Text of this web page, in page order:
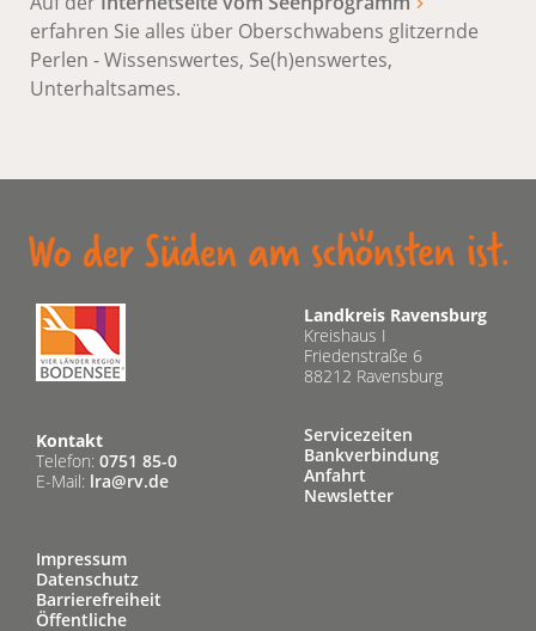
erfahren Sie alles über Oberschwabens glitzernde
Perlen - Wissenswertes, Se(h)enswertes,
Unterhaltsames.
Landkreis Ravensburg
Kreishaus I
Friedenstraße 6
88212 Ravensburg
Kontakt
Telefon: 0751 85-0
E-Mail: lra@rv.de
Servicezeiten
Bankverbindung
Anfahrt
Newsletter
Impressum
Datenschutz
Barrierefreiheit
Öffentliche